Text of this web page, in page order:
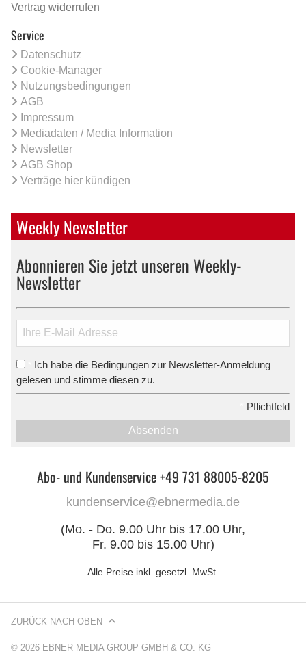
Vertrag widerrufen
Service
Datenschutz
Cookie-Manager
Nutzungsbedingungen
AGB
Impressum
Mediadaten / Media Information
Newsletter
AGB Shop
Verträge hier kündigen
Weekly Newsletter
Abonnieren Sie jetzt unseren Weekly-
Newsletter
Ich habe die Bedingungen zur Newsletter-Anmeldung
gelesen und stimme diesen zu.
Pflichtfeld
Absenden
Abo- und Kundenservice +49 731 88005-8205
kundenservice@ebnermedia.de
(Mo. - Do. 9.00 Uhr bis 17.00 Uhr,
Fr. 9.00 bis 15.00 Uhr)
Alle Preise inkl. gesetzl. MwSt.
© 2026 EBNER MEDIA GROUP GMBH & CO. KG
ZURÜCK NACH OBEN